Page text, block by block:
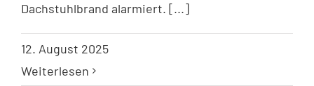
Dachstuhlbrand alarmiert. [...]
12. August 2025
Weiterlesen